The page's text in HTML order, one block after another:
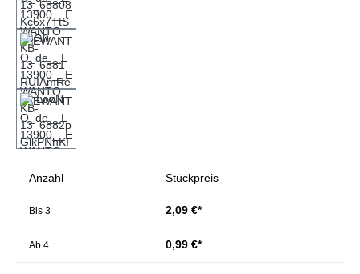
Anzahl Stückpreis
Bis 3 2,09 €*
Ab 4 0,99 €*